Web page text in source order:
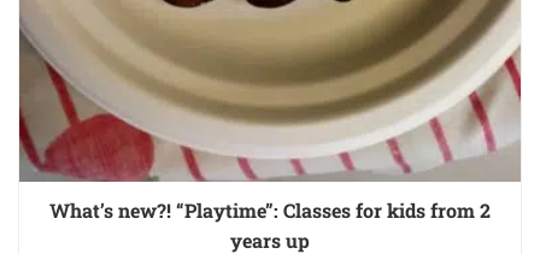
What’s new?! “Playtime”: Classes for kids from 2
years up